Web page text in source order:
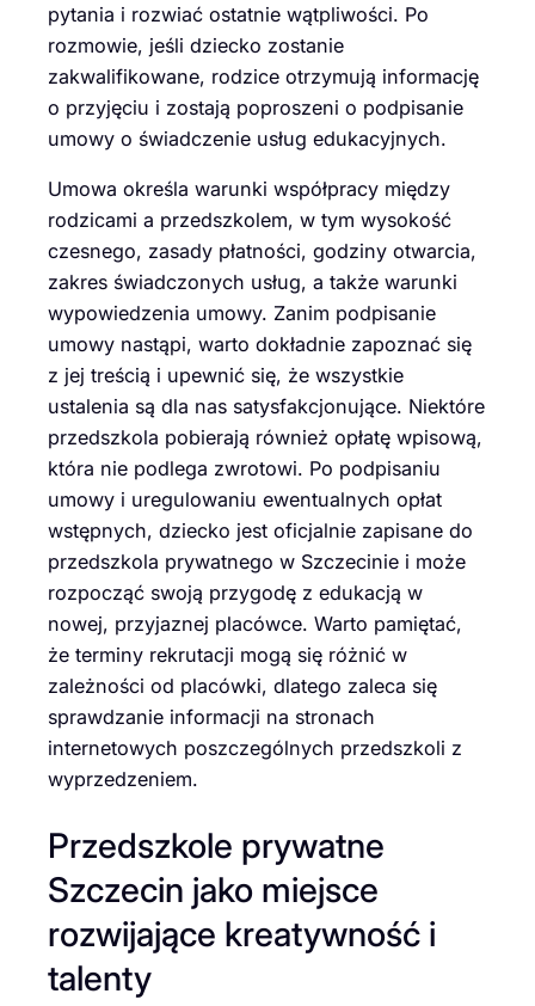
pytania i rozwiać ostatnie wątpliwości. Po
rozmowie, jeśli dziecko zostanie
zakwalifikowane, rodzice otrzymują informację
o przyjęciu i zostają poproszeni o podpisanie
umowy o świadczenie usług edukacyjnych.
Umowa określa warunki współpracy między
rodzicami a przedszkolem, w tym wysokość
czesnego, zasady płatności, godziny otwarcia,
zakres świadczonych usług, a także warunki
wypowiedzenia umowy. Zanim podpisanie
umowy nastąpi, warto dokładnie zapoznać się
z jej treścią i upewnić się, że wszystkie
ustalenia są dla nas satysfakcjonujące. Niektóre
przedszkola pobierają również opłatę wpisową,
która nie podlega zwrotowi. Po podpisaniu
umowy i uregulowaniu ewentualnych opłat
wstępnych, dziecko jest oficjalnie zapisane do
przedszkola prywatnego w Szczecinie i może
rozpocząć swoją przygodę z edukacją w
nowej, przyjaznej placówce. Warto pamiętać,
że terminy rekrutacji mogą się różnić w
zależności od placówki, dlatego zaleca się
sprawdzanie informacji na stronach
internetowych poszczególnych przedszkoli z
wyprzedzeniem.
Przedszkole prywatne
Szczecin jako miejsce
rozwijające kreatywność i
talenty